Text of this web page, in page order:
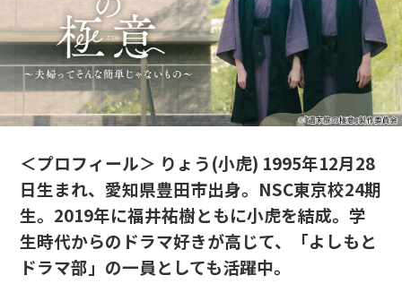
＜プロフィール＞ りょう(小虎) 1995年12月28
日生まれ、愛知県豊田市出身。NSC東京校24期
生。2019年に福井祐樹ともに小虎を結成。学
生時代からのドラマ好きが高じて、「よしもと
ドラマ部」の一員としても活躍中。